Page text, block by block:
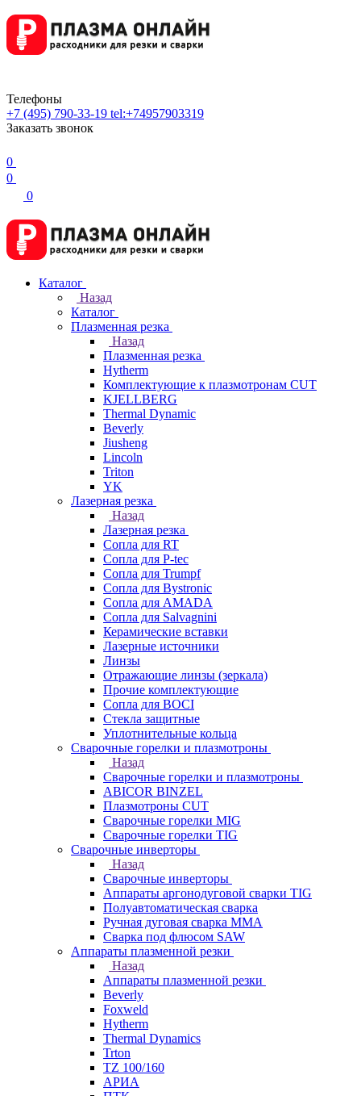
Телефоны
+7 (495) 790-33-19 tel:+74957903319
Заказать звонок
0
0
0
Каталог
Назад
Каталог
Плазменная резка
Назад
Плазменная резка
Hytherm
Комплектующие к плазмотронам CUT
KJELLBERG
Thermal Dynamic
Beverly
Jiusheng
Lincoln
Triton
YK
Лазерная резка
Назад
Лазерная резка
Сопла для RT
Сопла для P-tec
Сопла для Trumpf
Сопла для Bystronic
Сопла для AMADA
Сопла для Salvagnini
Керамические вставки
Лазерные источники
Линзы
Отражающие линзы (зеркала)
Прочие комплектующие
Сопла для BOCI
Стекла защитные
Уплотнительные кольца
Сварочные горелки и плазмотроны
Назад
Сварочные горелки и плазмотроны
ABICOR BINZEL
Плазмотроны CUT
Сварочные горелки MIG
Сварочные горелки TIG
Сварочные инверторы
Назад
Сварочные инверторы
Аппараты аргонодуговой сварки TIG
Полуавтоматическая сварка
Ручная дуговая сварка MMA
Сварка под флюсом SAW
Аппараты плазменной резки
Назад
Аппараты плазменной резки
Beverly
Foxweld
Hytherm
Thermal Dynamics
Trton
TZ 100/160
АРИА